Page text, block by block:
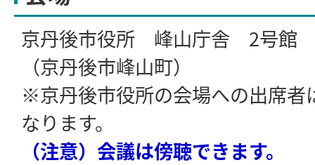
京丹後市役所 峰山庁舎 2号
（京丹後市峰山町）
※京丹後市役所の会場への出席者
なります。
（注意）会議は傍聴できます。